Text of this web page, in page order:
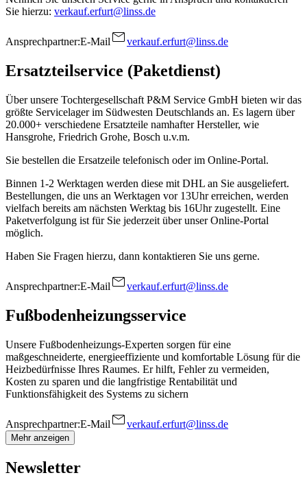
Sie hierzu: verkauf.erfurt@linss.de
Ansprechpartner:E-Mail verkauf.erfurt@linss.de
Ersatzteilservice (Paketdienst)
Über unsere Tochtergesellschaft P&M Service GmbH bieten wir das
größte Servicelager im Südwesten Deutschlands an. Es lagern über
20.000+ verschiedene Ersatzteile namhafter Hersteller, wie
Hansgrohe, Friedrich Grohe, Bosch u.v.m.
Sie bestellen die Ersatzeile telefonisch oder im Online-Portal.
Binnen 1-2 Werktagen werden diese mit DHL an Sie ausgeliefert.
Bestellungen, die uns an Werktagen vor 13Uhr erreichen, werden
vielfach bereits am nächsten Werktag bis 16Uhr zugestellt. Eine
Paketverfolgung ist für Sie jederzeit über unser Online-Portal
möglich.
Haben Sie Fragen hierzu, dann kontaktieren Sie uns gerne.
Ansprechpartner:E-Mail verkauf.erfurt@linss.de
Fußbodenheizungsservice
Unsere Fußbodenheizungs-Experten sorgen für eine
maßgeschneiderte, energieeffiziente und komfortable Lösung für die
Heizbedürfnisse Ihres Raumes. Er hilft, Fehler zu vermeiden,
Kosten zu sparen und die langfristige Rentabilität und
Funktionsfähigkeit des Systems zu sichern
Ansprechpartner:E-Mail verkauf.erfurt@linss.de
Mehr anzeigen
Newsletter